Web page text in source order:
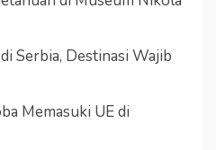
Serbia, Destinasi Wajib
Memasuki UE di